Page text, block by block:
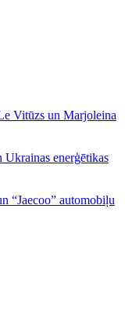
Vitūzs un Marjoleina
enerģētikas
“Jaecoo” automobiļu